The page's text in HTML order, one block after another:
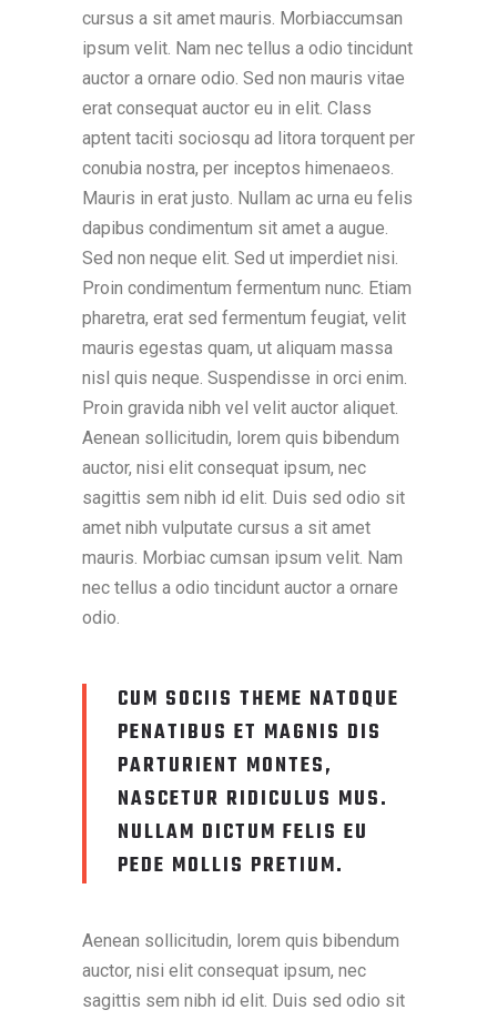
cursus a sit amet mauris. Morbiaccumsan
ipsum velit. Nam nec tellus a odio tincidunt
auctor a ornare odio. Sed non mauris vitae
erat consequat auctor eu in elit. Class
aptent taciti sociosqu ad litora torquent per
conubia nostra, per inceptos himenaeos.
Mauris in erat justo. Nullam ac urna eu felis
dapibus condimentum sit amet a augue.
Sed non neque elit. Sed ut imperdiet nisi.
Proin condimentum fermentum nunc. Etiam
pharetra, erat sed fermentum feugiat, velit
mauris egestas quam, ut aliquam massa
nisl quis neque. Suspendisse in orci enim.
Proin gravida nibh vel velit auctor aliquet.
Aenean sollicitudin, lorem quis bibendum
auctor, nisi elit consequat ipsum, nec
sagittis sem nibh id elit. Duis sed odio sit
amet nibh vulputate cursus a sit amet
mauris. Morbiac cumsan ipsum velit. Nam
nec tellus a odio tincidunt auctor a ornare
odio.
CUM SOCIIS THEME NATOQUE
PENATIBUS ET MAGNIS DIS
PARTURIENT MONTES,
NASCETUR RIDICULUS MUS.
NULLAM DICTUM FELIS EU
PEDE MOLLIS PRETIUM.
Aenean sollicitudin, lorem quis bibendum
auctor, nisi elit consequat ipsum, nec
sagittis sem nibh id elit. Duis sed odio sit